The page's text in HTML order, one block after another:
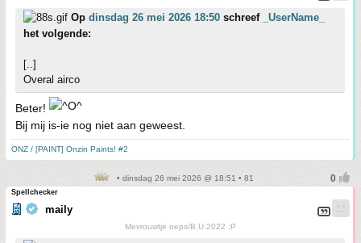
Op dinsdag 26 mei 2026 18:50 schreef
_UserName_
het volgende:
[..]
Overal airco
Beter!
Bij mij is-ie nog niet aan geweest.
ONZ / [PAINT] Onzin Paints! #2
• dinsdag 26 mei 2026 @ 18:51 • 81
Spellchecker
maily
Mevrouwtje oeps/B.U.2022 :P